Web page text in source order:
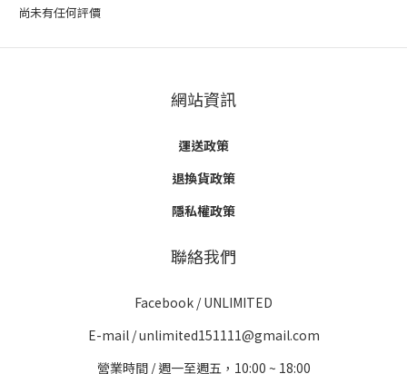
尚未有任何評價
網站資訊
運送政策
退換貨政策
隱私權政策
聯絡我們
Facebook /UNLIMITED
E-mail / unlimited151111@gmail.com
營業時間 / 週一至週五，10:00 ~ 18:00